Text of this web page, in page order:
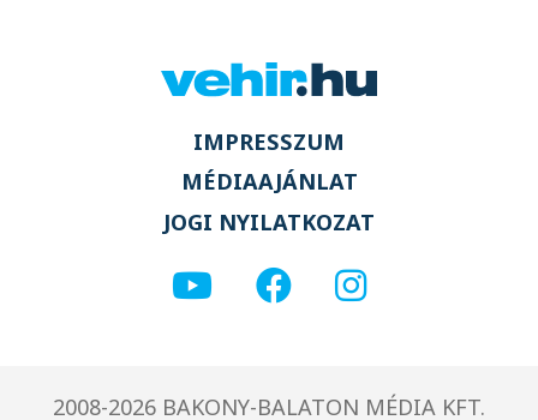
IMPRESSZUM
MÉDIAAJÁNLAT
JOGI NYILATKOZAT
2008-2026 BAKONY-BALATON MÉDIA KFT.